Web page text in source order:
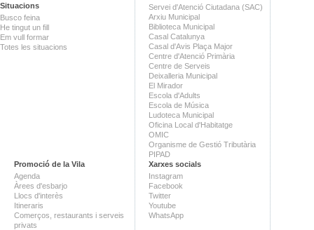
Situacions
Busco feina
He tingut un fill
Em vull formar
Totes les situacions
Servei d'Atenció Ciutadana (SAC)
Arxiu Municipal
Biblioteca Municipal
Casal Catalunya
Casal d'Avis Plaça Major
Centre d'Atenció Primària
Centre de Serveis
Deixalleria Municipal
El Mirador
Escola d'Adults
Escola de Música
Ludoteca Municipal
Oficina Local d'Habitatge
OMIC
Organisme de Gestió Tributària
PIPAD
Promoció de la Vila
Agenda
Àrees d'esbarjo
Llocs d'interès
Itineraris
Comerços, restaurants i serveis
privats
Xarxes socials
Instagram
Facebook
Twitter
Youtube
WhatsApp